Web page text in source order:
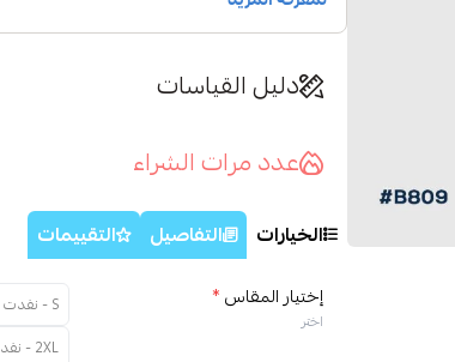
دليل القياسات
عدد مرات الشراء
الخيارات التفاصيل التقييمات
إختيار المقاس*
اختر
S - نفدت الكمية
2XL - نفدت الكمية